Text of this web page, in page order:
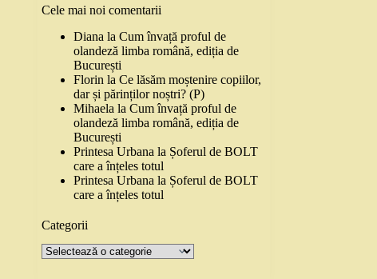
Cele mai noi comentarii
Diana laCum învață proful de
olandeză limba română, ediția de
București
Florin laCe lăsăm moștenire copiilor,
dar și părinților noștri? (P)
Mihaela laCum învață proful de
olandeză limba română, ediția de
București
Printesa Urbana la Șoferul de BOLT
care a înțeles totul
Printesa Urbana la Șoferul de BOLT
care a înțeles totul
Categorii
Categorii